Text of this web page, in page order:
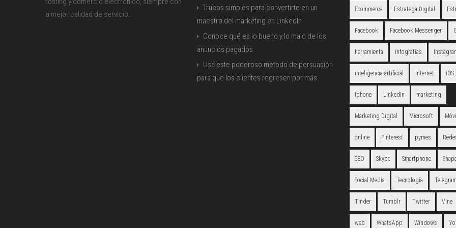
la mejor calidad de servicio.
Trucos simples para convertirte en un
maestro del marketing en LinkedIn
Conoce qué es lo bueno y lo malo de los
anuncios pagados
Usa este poderoso método de persuasión
para que los clientes regresen por más
Ecommerce Estratega Digital
Facebook Facebook Messenger
herramienta infografías
inteligencia artificial Internet iOS
Iphone LinkedIn marketing
Marketing Digital Microsoft Móvil
online Pinterest pymes
SEO Skype Smartphone
Social Media Tecnología Telegram
Tinder Tumblr Twitter Vine
web WhatsApp Windows